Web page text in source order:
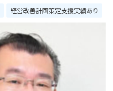
経営改善計画策定支援実績あり